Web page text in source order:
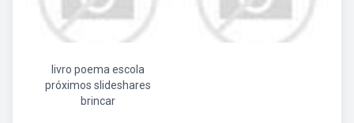
livro poema escola
próximos slideshares
brincar